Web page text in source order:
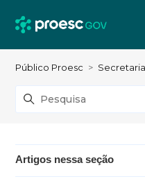
Público Proesc Secretaria
Artigos nessa seção